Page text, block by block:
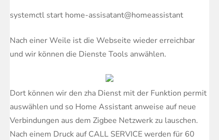
systemctl start home-assisatant@homeassistant
Nach einer Weile ist die Webseite wieder erreichbar
und wir können die Dienste Tools anwählen.
Dort können wir den zha Dienst mit der Funktion permit
auswählen und so Home Assistant anweise auf neue
Verbindungen aus dem Zigbee Netzwerk zu lauschen.
Nach einem Druck auf CALL SERVICE werden für 60